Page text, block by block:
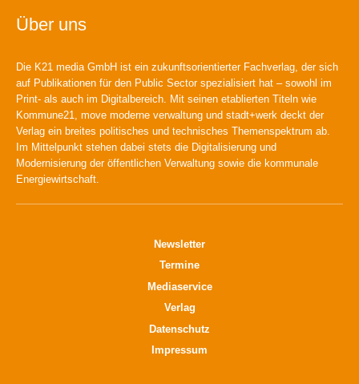
Über uns
Die K21 media GmbH ist ein zukunftsorientierter Fachverlag, der sich
auf Publikationen für den Public Sector spezialisiert hat – sowohl im
Print- als auch im Digitalbereich. Mit seinen etablierten Titeln wie
Kommune21, move moderne verwaltung und stadt+werk deckt der
Verlag ein breites politisches und technisches Themenspektrum ab.
Im Mittelpunkt stehen dabei stets die Digitalisierung und
Modernisierung der öffentlichen Verwaltung sowie die kommunale
Energiewirtschaft.
Newsletter
Termine
Mediaservice
Verlag
Datenschutz
Impressum